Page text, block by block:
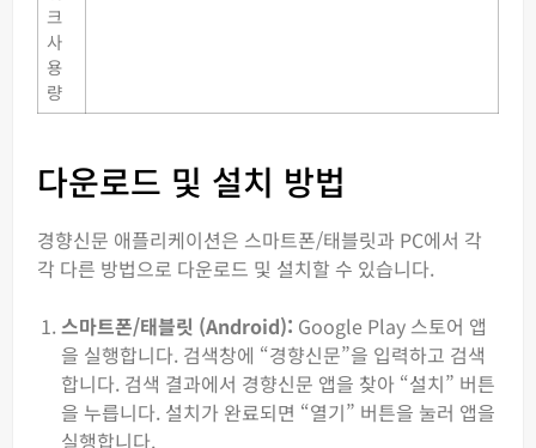
크
사
용
량
다운로드 및 설치 방법
경향신문 애플리케이션은 스마트폰/태블릿과 PC에서 각
각 다른 방법으로 다운로드 및 설치할 수 있습니다.
스마트폰/태블릿 (Android): Google Play 스토어 앱
을 실행합니다. 검색창에 “경향신문”을 입력하고 검색
합니다. 검색 결과에서 경향신문 앱을 찾아 “설치” 버튼
을 누릅니다. 설치가 완료되면 “열기” 버튼을 눌러 앱을
실행합니다.